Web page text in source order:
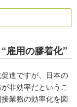
雇用の膠着化”
進ですが、日本の
非効率だというこ
業務の効率化を図